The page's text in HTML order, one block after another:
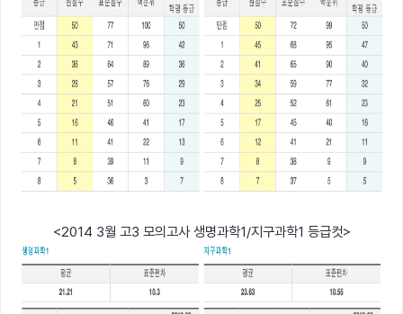
<2014 3월 고3 모의고사 생명과학1/지구과학1 등급컷>